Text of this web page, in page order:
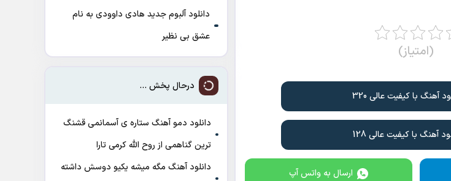
(امتیاز)
آهنگ با کیفیت عالی 320
آهنگ با کیفیت عالی 128
ارسال به واتس آپ
دانلود آلبوم جدید هادی داوودی به نام
عشق بی نظیر
درحال پخش ...
دانلود دمو آهنگ ﺳﺘﺎره ی آﺳﻤﺎﻧﻤﻰ ﻗﺸﻨﮓ
ﺗﺮﻳﻦ ﮔﻨﺎﻫﻤﻰ از روح الله کرمی تارا
دانلود آهنگ مگه میشه یکیو دوسش داشته